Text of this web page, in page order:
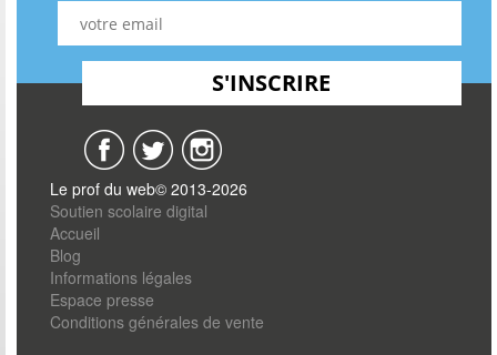
Le prof du web© 2013-2026
Soutien scolaire digital
Accueil
Blog
Informations légales
Espace presse
Conditions générales de vente